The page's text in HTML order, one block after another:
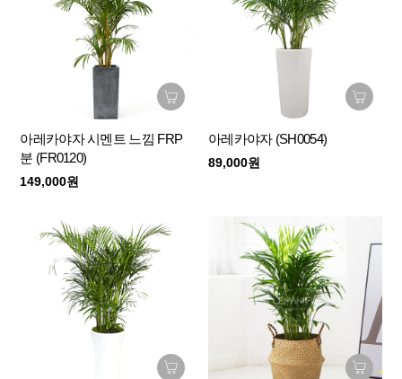
아레카야자 시멘트 느낌 FRP
분 (FR0120)
149,000원
아레카야자 (SH0054)
89,000원